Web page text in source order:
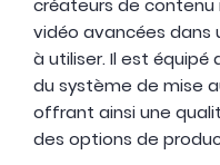
vidéo avancées
à utiliser. Il est équipé
du système de mise
offrant ainsi une
des options de